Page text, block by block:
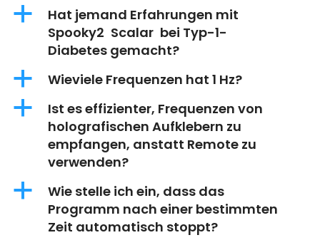
a
Hat jemand Erfahrungen mit
Spooky2 Scalar bei Typ-1-
Diabetes gemacht?
a Wieviele Frequenzen hat 1 Hz?
a
Ist es effizienter, Frequenzen von
holografischen Aufklebern zu
empfangen, anstatt Remote zu
verwenden?
a
Wie stelle ich ein, dass das
Programm nach einer bestimmten
Zeit automatisch stoppt?